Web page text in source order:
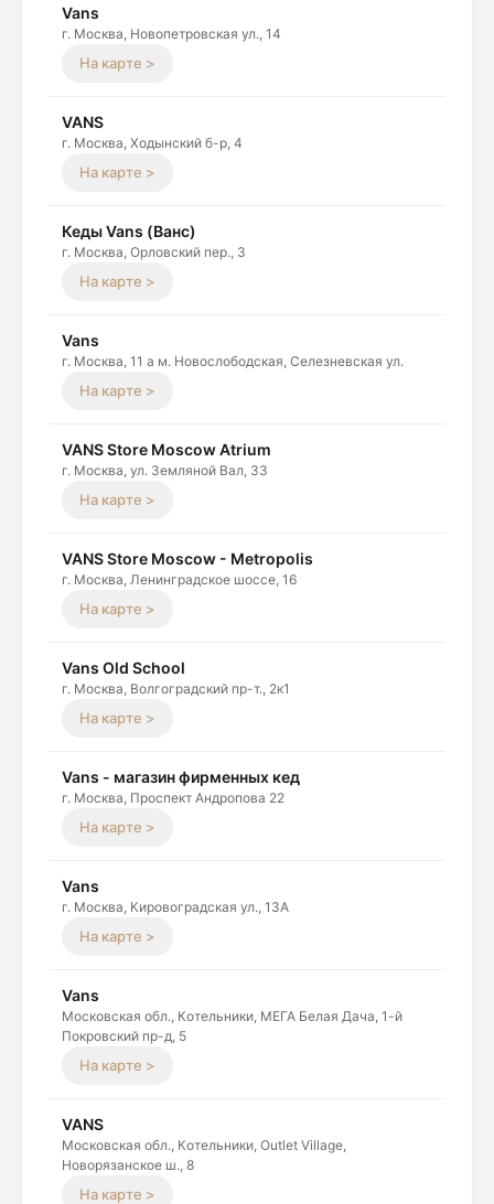
Vans
г. Москва, Новопетровская ул., 14
На карте >
VANS
г. Москва, Ходынский б-р, 4
На карте >
Кеды Vans (Ванс)
г. Москва, Орловский пер., 3
На карте >
Vans
г. Москва, 11 а м. Новослободская, Селезневская ул.
На карте >
VANS Store Moscow Atrium
г. Москва, ул. Земляной Вал, 33
На карте >
VANS Store Moscow - Metropolis
г. Москва, Ленинградское шоссе, 16
На карте >
Vans Old School
г. Москва, Волгоградский пр-т., 2к1
На карте >
Vans - магазин фирменных кед
г. Москва, Проспект Андропова 22
На карте >
Vans
г. Москва, Кировоградская ул., 13A
На карте >
Vans
Московская обл., Котельники, МЕГА Белая Дача, 1-й
Покровский пр-д, 5
На карте >
VANS
Московская обл., Котельники, Outlet Village,
Новорязанское ш., 8
На карте >